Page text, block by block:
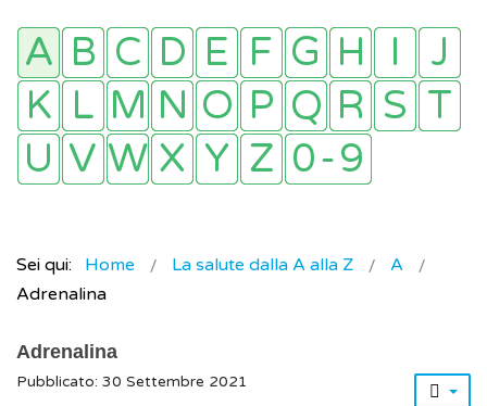
Sei qui: Home La salute dalla A alla Z
A
Adrenalina
Adrenalina
Pubblicato: 30 Settembre 2021